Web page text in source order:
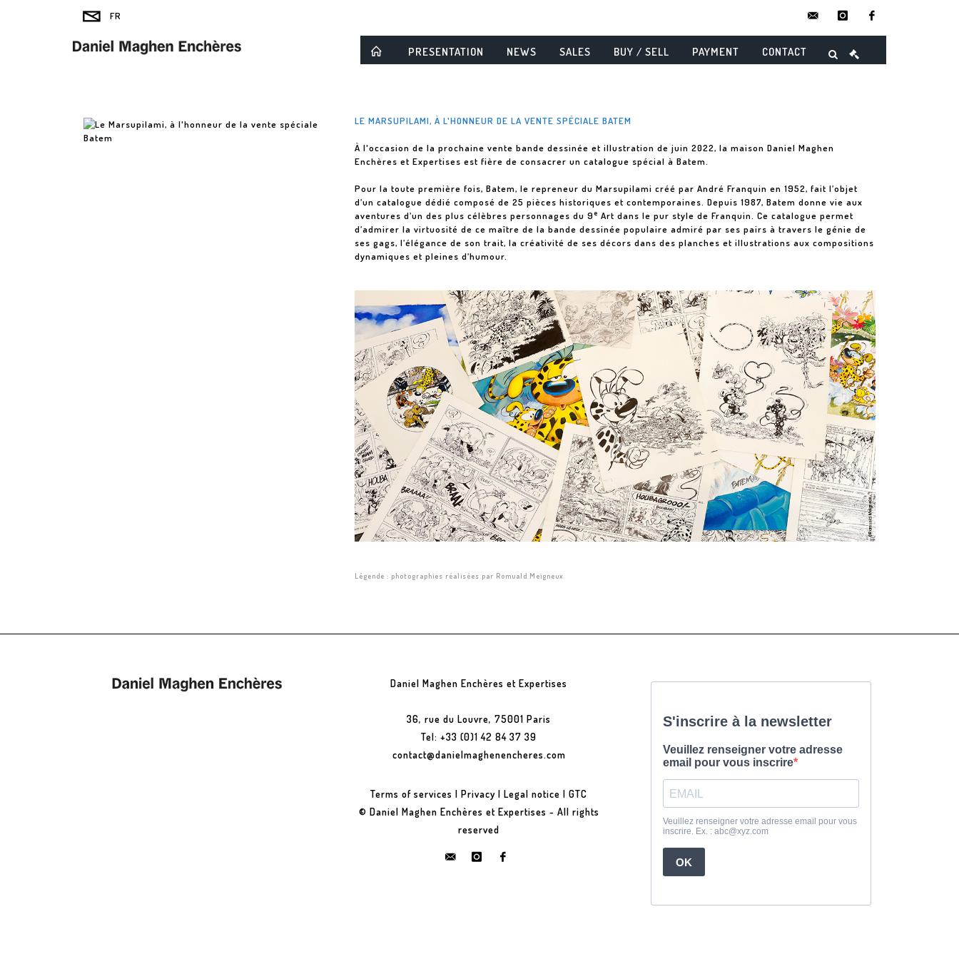
instagram
PRESENTATION NEWS SALES BUY / SELL PAYMENT CONTACT
LE MARSUPILAMI, À L'HONNEUR DE LA VENTE SPÉCIALE BATEM
À l'occasion de la prochaine vente bande dessinée et illustration de juin 2022, la maison Daniel Maghen
Enchères et Expertises est fière de consacrer un catalogue spécial à Batem.
Pour la toute première fois, Batem, le repreneur du Marsupilami créé par André Franquin en 1952, fait l’objet
d’un catalogue dédié composé de 25 pièces historiques et contemporaines. Depuis 1987, Batem donne vie aux
aventures d’un des plus célèbres personnages du 9e Art dans le pur style de Franquin. Ce catalogue permet
d’admirer la virtuosité de ce maître de la bande dessinée populaire admiré par ses pairs à travers le génie de
ses gags, l’élégance de son trait, la créativité de ses décors dans des planches et illustrations aux compositions
dynamiques et pleines d’humour.
Légende : photographies réalisées par Romuald Meigneux
Daniel Maghen Enchères et Expertises
36, rue du Louvre, 75001 Paris
Tel: +33 (0)1 42 84 37 39
contact@danielmaghenencheres.com
Terms of services |Privacy |Legal notice |GTC
© Daniel Maghen Enchères et Expertises - All rights
reserved